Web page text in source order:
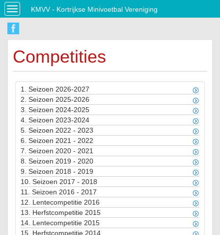
Toggle
navigation
KMVV - Kortrijkse Minivoetbal Vereniging
Competities
1. Seizoen 2026-2027
2. Seizoen 2025-2026
3. Seizoen 2024-2025
4. Seizoen 2023-2024
5. Seizoen 2022 - 2023
6. Seizoen 2021 - 2022
7. Seizoen 2020 - 2021
8. Seizoen 2019 - 2020
9. Seizoen 2018 - 2019
10. Seizoen 2017 - 2018
11. Seizoen 2016 - 2017
12. Lentecompetitie 2016
13. Herfstcompetitie 2015
14. Lentecompetitie 2015
15. Herfstcompetitie 2014